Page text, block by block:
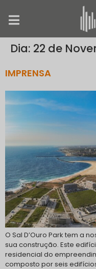
Dia: 22 de
IMPRENSA
O Sal D’Ouro Park tem a
sua construção. Este
residencial do
composto por seis